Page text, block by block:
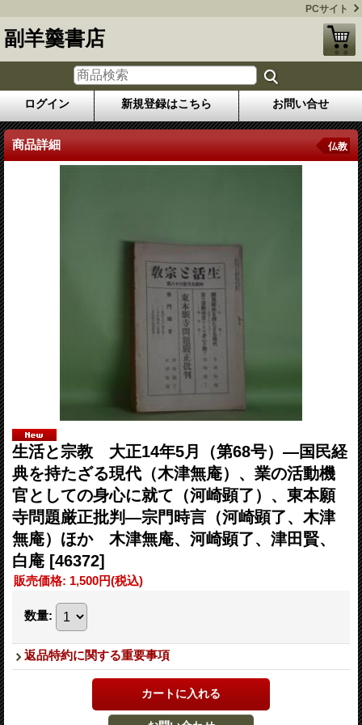
PCサイト
副羊羹書店
ログイン 新規登録はこちら お問い合せ
商品詳細 仏教
生活と宗教 大正14年5月（第68号）―国民経
典を持たざる現代（木津無庵）、業の活動機
官としての身心に就て（河崎顕了）、東本願
寺問題厳正批判―宗門時言（河崎顕了、木津
無庵）ほか 木津無庵、河崎顕了、津田賢、
白庵 [46372]
販売価格: 1,500円(税込)
数量:
返品特約に関する重要事項